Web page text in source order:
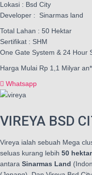
Lokasi : Bsd City
Developer : Sinarmas land
Total Lahan : 50 Hektar
Sertifikat : SHM
One Gate System & 24 Hour
Harga Mulai Rp 1,1 Milyar an*
Whatsapp
VIREYA BSD
Vireya ialah sebuah Mega
seluas kurang lebih 50 hektar
antara Sinarmas Land